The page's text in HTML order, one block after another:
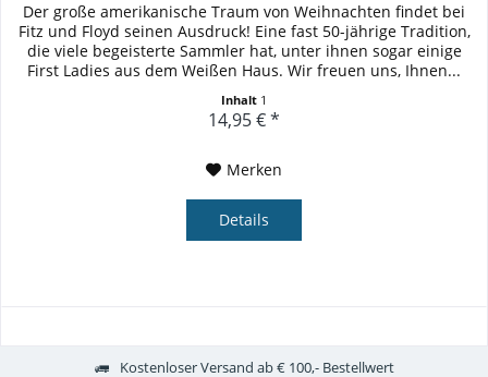
Der große amerikanische Traum von Weihnachten findet bei
Fitz und Floyd seinen Ausdruck! Eine fast 50-jährige Tradition,
die viele begeisterte Sammler hat, unter ihnen sogar einige
First Ladies aus dem Weißen Haus. Wir freuen uns, Ihnen...
Inhalt 1
14,95 € *
Merken
Details
Kostenloser Versand ab € 100,- Bestellwert